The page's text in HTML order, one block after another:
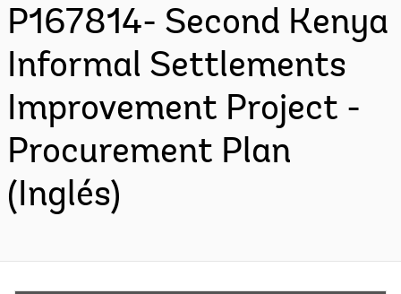
P167814- Second Kenya
Informal Settlements
Improvement Project -
Procurement Plan
(Inglés)